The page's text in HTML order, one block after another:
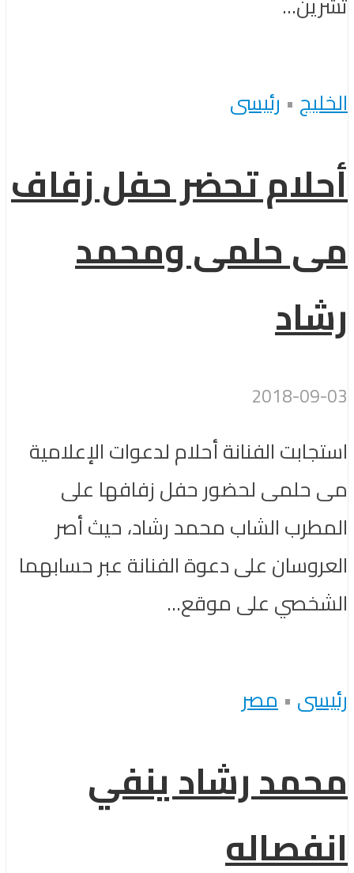
الخليج • رئيسى
أحلام تحضر حفل زفاف
مى حلمى ومحمد
رشاد
2018-09-03
استجابت الفنانة أحلام لدعوات الإعلامية
مى حلمى لحضور حفل زفافها على
المطرب الشاب محمد رشاد، حيث أصر
العروسان على دعوة الفنانة عبر حسابهما
الشخصي على موقع...
رئيسى •مصر
محمد رشاد ينفي
انفصاله